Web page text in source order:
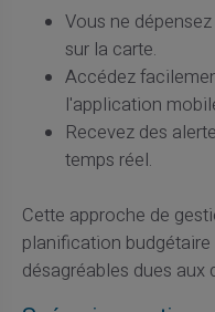
Vous ne
sur la carte.
Accédez
l'application
Recevez des
temps réel.
Cette approche de
planification
désagréables dues aux